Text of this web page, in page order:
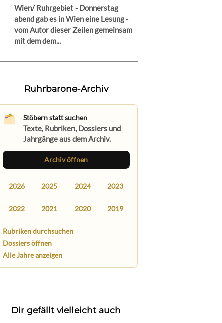
Wien/ Ruhrgebiet - Donnerstag
abend gab es in Wien eine Lesung -
vom Autor dieser Zeilen gemeinsam
mit dem dem...
Ruhrbarone-Archiv
Stöbern statt suchen
Texte, Rubriken, Dossiers und
Jahrgänge aus dem Archiv.
Archiv öffnen
2026 2025 2024 2023
2022 2021 2020 2019
Rubriken durchsuchen
Dossiers öffnen
Alle Jahre anzeigen
Dir gefällt vielleicht auch